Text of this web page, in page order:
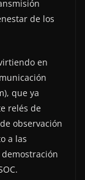
de los
en
que ya
relés de
observación
a las